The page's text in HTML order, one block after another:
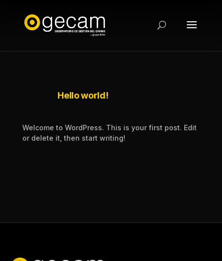
Hello world!
Welcome to WordPress. This is your first post. Edit
or delete it, then start writing!